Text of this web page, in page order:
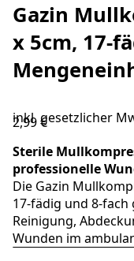
Gazin
x 5cm, 17-
inkl. gesetzlicher
2,99 €
Sterile
professionelle
Die Gazin
17-fädig und 8-fach
Reinigung,
Wunden im